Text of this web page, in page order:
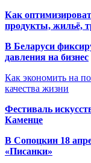
Как
продукты, жильё,
В Беларуси
давления на бизнес
Как экономить на
качества жизни
Фестиваль
Каменце
В Сопоцкин 18
«Писанки»